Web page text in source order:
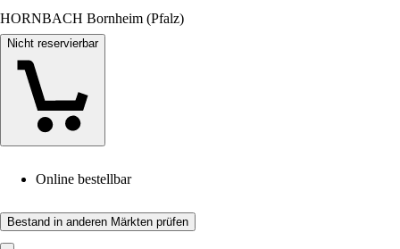
HORNBACH Bornheim (Pfalz)
Nicht reservierbar
Online bestellbar
Bestand in anderen Märkten prüfen